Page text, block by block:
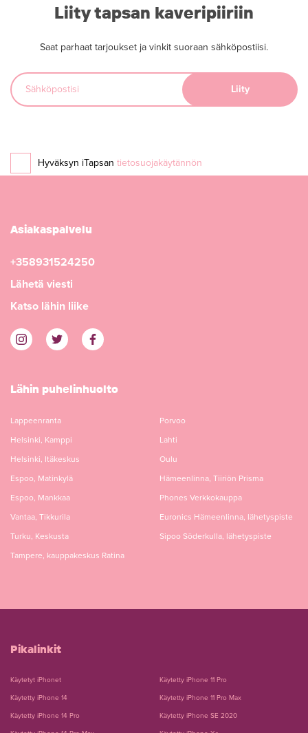
Liity tapsan kaveripiiriin
Saat parhaat tarjoukset ja vinkit suoraan sähköpostiisi.
Hyväksyn iTapsan tietosuojakäytännön
Asiakaspalvelu
+358931524250
Lähetä viesti
Katso lähin liike
Lähin puhelinhuolto
Lappeenranta
Helsinki, Kamppi
Helsinki, Itäkeskus
Espoo, Matinkylä
Espoo, Mankkaa
Vantaa, Tikkurila
Turku, Keskusta
Tampere, kauppakeskus Ratina
Porvoo
Lahti
Oulu
Hämeenlinna, Tiiriön Prisma
Phones Verkkokauppa
Euronics Hämeenlinna, lähetyspiste
Sipoo Söderkulla, lähetyspiste
Pikalinkit
Käytetyt iPhonet
Käytetty iPhone 14
Käytetty iPhone 14 Pro
Käytetty iPhone 11 Pro
Käytetty iPhone 11 Pro Max
Käytetty iPhone SE 2020